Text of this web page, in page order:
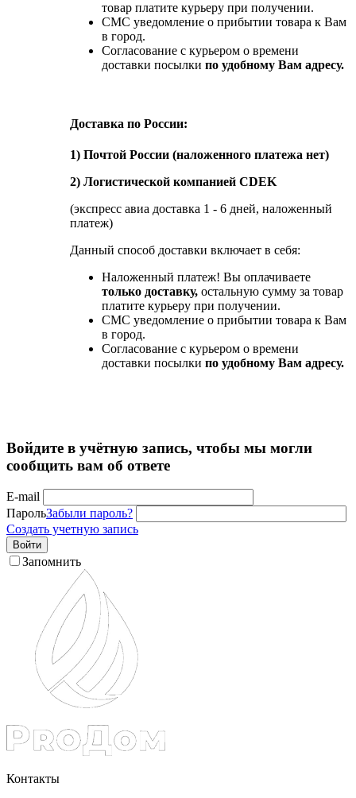
товар платите курьеру при получении.
СМС уведомление о прибытии товара к Вам
в город.
Согласование с курьером о времени
доставки посылки по удобному Вам адресу.
Доставка по России:
1) Почтой России (наложенного платежа нет)
2) Логистической компанией CDEK
(экспресс авиа доставка 1 - 6 дней, наложенный
платеж)
Данный способ доставки включает в себя:
Наложенный платеж! Вы оплачиваете
только доставку, остальную сумму за товар
платите курьеру при получении.
СМС уведомление о прибытии товара к Вам
в город.
Согласование с курьером о времени
доставки посылки по удобному Вам адресу.
Войдите в учётную запись, чтобы мы могли
сообщить вам об ответе
E-mail
ПарольЗабыли пароль?
Создать учетную запись
Войти
Запомнить
Контакты